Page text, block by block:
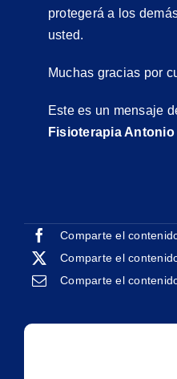
protegerá a los
usted.
Muchas gracias por
Este es un mensaje
Fisioterapia Antonio
Comparte el
Comparte el
Comparte el